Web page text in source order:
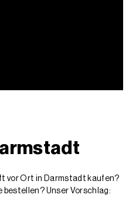
vor Ort in Darmstadt kaufen?
Unser Vorschlag: